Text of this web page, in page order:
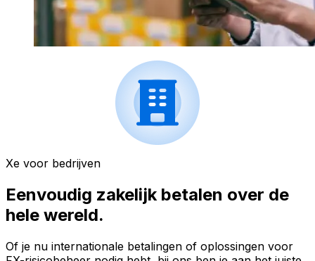
Xe voor bedrijven
Eenvoudig zakelijk betalen over de
hele wereld.
Of je nu internationale betalingen of oplossingen voor